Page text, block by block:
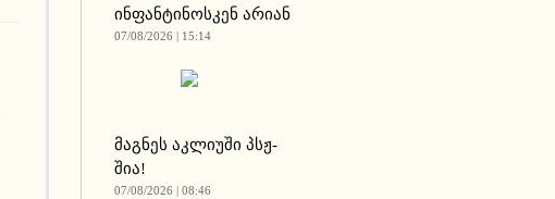
ინფანტინოსკენ არიან
07/08/2026 | 15:14
მაგნეს აკლიუში პსჟ-
შია!
07/08/2026 | 08:46